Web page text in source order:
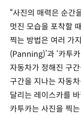
“사진의 매력은 순간
멋진 모습을 포착할
찍는 방법은 여러 가
(Panning)’과 ‘카투
자동차가 정해진 구
구간을 지나는 자동
달리는 레이스카를
카투카는 사진을 찍